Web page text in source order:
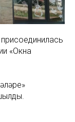
«Окна